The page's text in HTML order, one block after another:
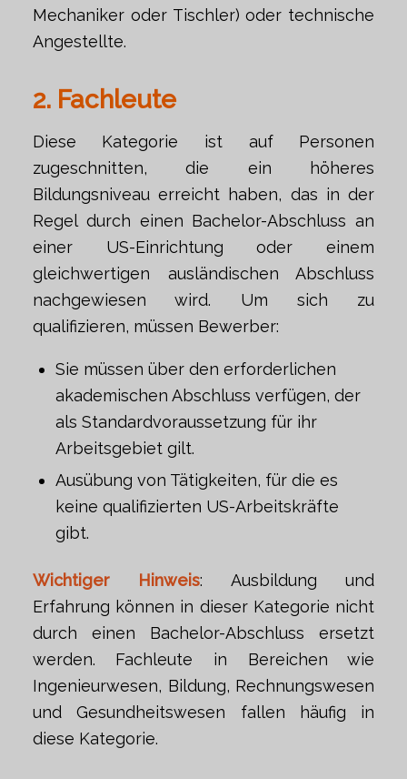
Mechaniker oder Tischler) oder technische
Angestellte.
2. Fachleute
Diese Kategorie ist auf Personen
zugeschnitten, die ein höheres
Bildungsniveau erreicht haben, das in der
Regel durch einen Bachelor-Abschluss an
einer US-Einrichtung oder einem
gleichwertigen ausländischen Abschluss
nachgewiesen wird. Um sich zu
qualifizieren, müssen Bewerber:
Sie müssen über den erforderlichen
akademischen Abschluss verfügen, der
als Standardvoraussetzung für ihr
Arbeitsgebiet gilt.
Ausübung von Tätigkeiten, für die es
keine qualifizierten US-Arbeitskräfte
gibt.
Wichtiger Hinweis: Ausbildung und
Erfahrung können in dieser Kategorie nicht
durch einen Bachelor-Abschluss ersetzt
werden. Fachleute in Bereichen wie
Ingenieurwesen, Bildung, Rechnungswesen
und Gesundheitswesen fallen häufig in
diese Kategorie.